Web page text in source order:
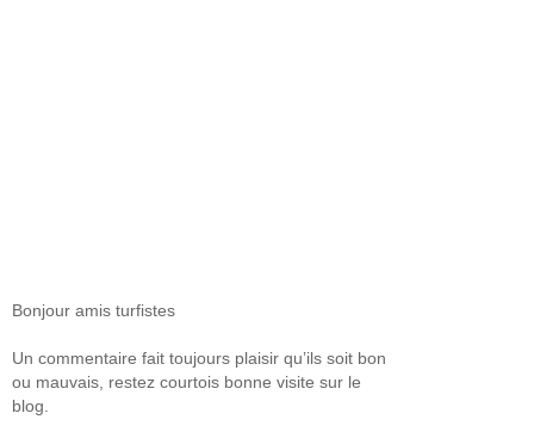
Bonjour amis turfistes
Un commentaire fait toujours plaisir qu’ils soit bon
ou mauvais, restez courtois bonne visite sur le
blog.